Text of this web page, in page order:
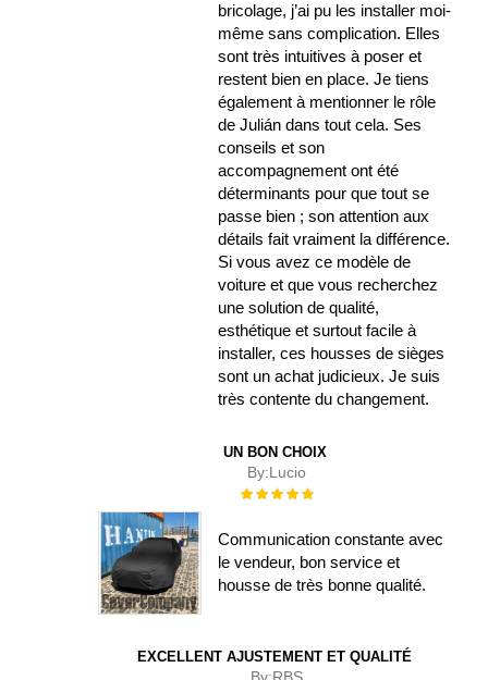
bricolage, j’ai pu les installer moi-
même sans complication. Elles
sont très intuitives à poser et
restent bien en place. Je tiens
également à mentionner le rôle
de Julián dans tout cela. Ses
conseils et son
accompagnement ont été
déterminants pour que tout se
passe bien ; son attention aux
détails fait vraiment la différence.
Si vous avez ce modèle de
voiture et que vous recherchez
une solution de qualité,
esthétique et surtout facile à
installer, ces housses de sièges
sont un achat judicieux. Je suis
très contente du changement.
UN BON CHOIX
By:Lucio
Évaluation :
Communication constante avec
le vendeur, bon service et
housse de très bonne qualité.
EXCELLENT AJUSTEMENT ET QUALITÉ